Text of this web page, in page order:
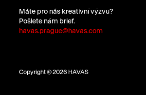
Máte pro nás kreativní výzvu?
Pošlete nám brief.
havas.prague@havas.com
Copyright © 2026 HAVAS